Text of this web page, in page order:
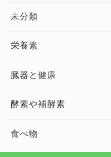
睡眠
未分類
栄養素
臓器と健康
臓器と健康 トップ
酵素や補酵素
食べ物